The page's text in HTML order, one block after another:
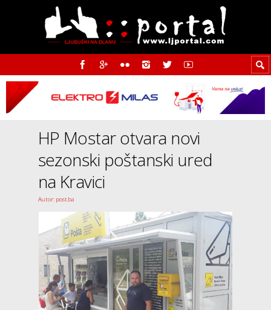
HP Mostar otvara novi
sezonski poštanski ured
na Kravici
Autor: post.ba